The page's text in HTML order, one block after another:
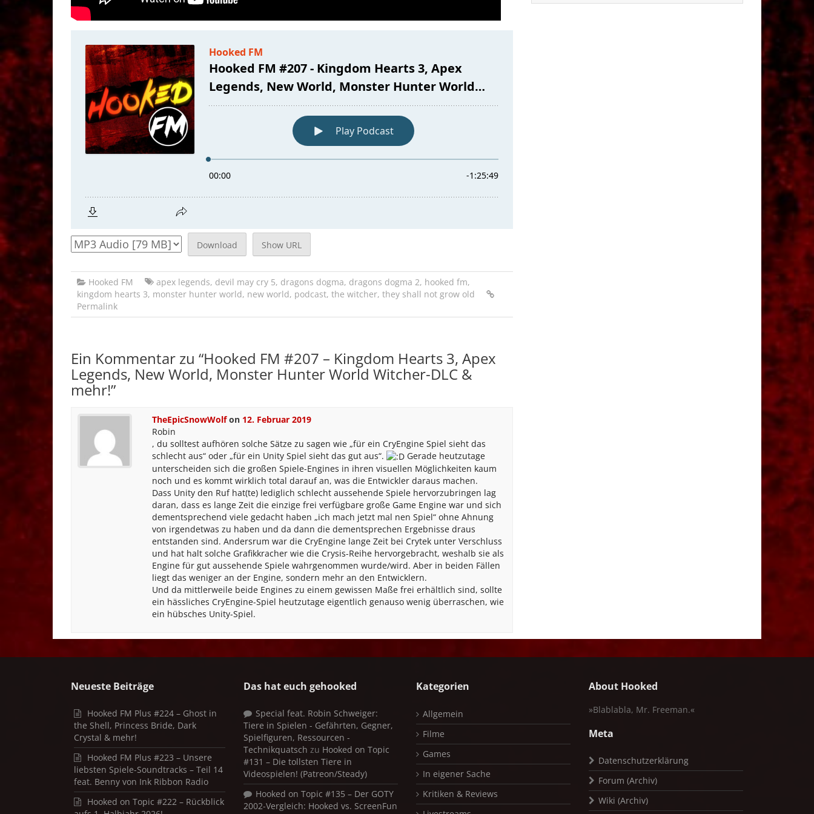
Download Show URL
Hooked FM apex legends, devil may cry 5, dragons dogma, dragons dogma 2, hooked fm,
kingdom hearts 3, monster hunter world, new world, podcast, the witcher, they shall not grow old
Permalink
Ein Kommentar zu “Hooked FM #207 – Kingdom Hearts 3, Apex
Legends, New World, Monster Hunter World Witcher-DLC &
mehr!”
TheEpicSnowWolfon 12. Februar 2019
Robin
, du solltest aufhören solche Sätze zu sagen wie „für ein CryEngine Spiel sieht das
schlecht aus“ oder „für ein Unity Spiel sieht das gut aus“.
Gerade heutzutage
unterscheiden sich die großen Spiele-Engines in ihren visuellen Möglichkeiten kaum
noch und es kommt wirklich total darauf an, was die Entwickler daraus machen.
Dass Unity den Ruf hat(te) lediglich schlecht aussehende Spiele hervorzubringen lag
daran, dass es lange Zeit die einzige frei verfügbare große Game Engine war und sich
dementsprechend viele gedacht haben „ich mach jetzt mal nen Spiel“ ohne Ahnung
von irgendetwas zu haben und da dann die dementsprechen Ergebnisse draus
entstanden sind. Andersrum war die CryEngine lange Zeit bei Crytek unter Verschluss
und hat halt solche Grafikkracher wie die Crysis-Reihe hervorgebracht, weshalb sie als
Engine für gut aussehende Spiele wahrgenommen wurde/wird. Aber in beiden Fällen
liegt das weniger an der Engine, sondern mehr an den Entwicklern.
Und da mittlerweile beide Engines zu einem gewissen Maße frei erhältlich sind, sollte
ein hässliches CryEngine-Spiel heutzutage eigentlich genauso wenig überraschen, wie
ein hübsches Unity-Spiel.
Neueste Beiträge
Hooked FM Plus #224 – Ghost in
the Shell, Princess Bride, Dark
Crystal & mehr!
Hooked FM Plus #223 – Unsere
liebsten Spiele-Soundtracks – Teil 14
feat. Benny von Ink Ribbon Radio
Hooked on Topic #222 – Rückblick
Das hat euch gehooked
Special feat. Robin Schweiger:
Tiere in Spielen - Gefährten, Gegner,
Spielfiguren, Ressourcen -
Technikquatsch zu Hooked on Topic
#131 – Die tollsten Tiere in
Videospielen! (Patreon/Steady)
Hooked on Topic #135 – Der GOTY
2002-Vergleich: Hooked vs. ScreenFun
Kategorien
Allgemein
Filme
Games
In eigener Sache
Kritiken & Reviews
About Hooked
»Blablabla, Mr. Freeman.«
Meta
Datenschutzerklärung
Forum (Archiv)
Wiki (Archiv)